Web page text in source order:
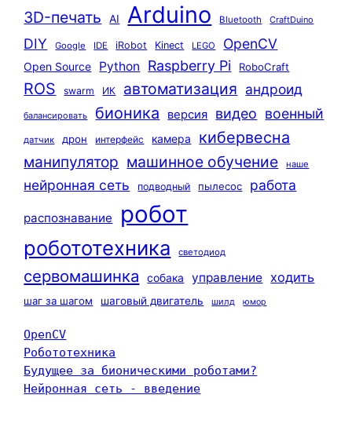
3D-печать AI Arduino Bluetooth CraftDuino
DIY Google IDE iRobot Kinect LEGO OpenCV
Open Source Python Raspberry Pi RoboCraft
ROS swarm ИК автоматизация андроид
балансировать бионика версия видео военный
датчик дрон интерфейс камера кибервесна
манипулятор машинное обучение наше
нейронная сеть подводный пылесос работа
распознавание робот
робототехника светодиод
сервомашинка собака управление ходить
шаг за шагом шаговый двигатель шилд юмор
OpenCV
Робототехника
Будущее за бионическими роботами?
Нейронная сеть - введение